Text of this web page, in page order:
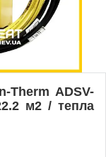
Therm ADSV-
м2 / тепла